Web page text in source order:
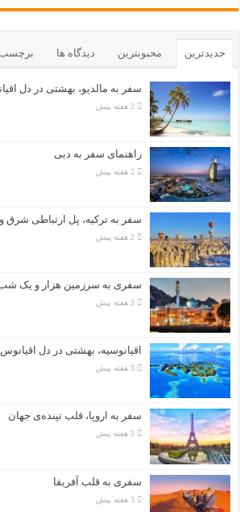
جدیدترین محبوبترین دیدگاه ها برچسب
سفر به مالدیو، بهشتی در دل
2 هفته پیش
راهنمای سفر به دبی
2 هفته پیش
سفر به ترکیه، پل ارتباطی شرق
2 هفته پیش
سفری به سرزمین هزار و یک
3 هفته پیش
اقیانوسیه، بهشتی در دل اقیانوس
3 هفته پیش
سفر به اروپا، قلب تپنده‌ی جهان
3 هفته پیش
سفری به قلب آفریقا
3 هفته پیش